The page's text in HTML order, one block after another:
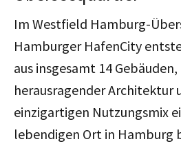
Im Westfield Hamburg-
Hamburger HafenCity
aus insgesamt 14
herausragender Architektur
einzigartigen Nutzungsmix
lebendigen Ort in Hamburg